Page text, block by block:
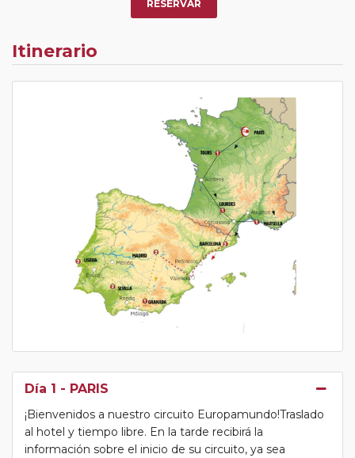
RESERVAR
Itinerario
Día 1 - PARIS
¡Bienvenidos a nuestro circuito Europamundo!Traslado
al hotel y tiempo libre. En la tarde recibirá la
información sobre el inicio de su circuito, ya sea